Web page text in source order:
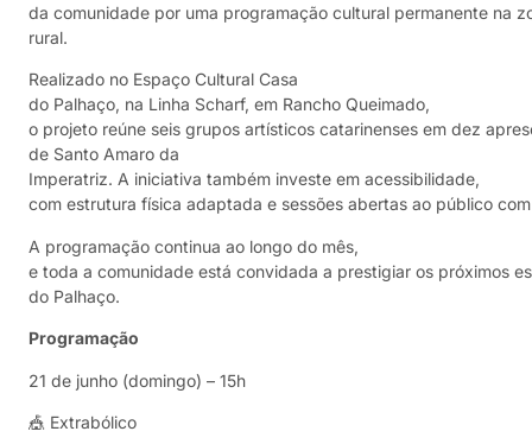
da comunidade por uma programação cultural permanente na
rural.
Realizado no Espaço Cultural Casa
do Palhaço, na Linha Scharf, em Rancho Queimado,
o projeto reúne seis grupos artísticos catarinenses em dez
de Santo Amaro da
Imperatriz. A iniciativa também investe em acessibilidade,
com estrutura física adaptada e sessões abertas ao público
A programação continua ao longo do mês,
e toda a comunidade está convidada a prestigiar os próximos
do Palhaço.
Programação
21 de junho (domingo) – 15h
🎪 Extrabólico